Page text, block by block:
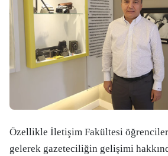
Özellikle İletişim Fakültesi
gelerek gazeteciliğin gelişimi